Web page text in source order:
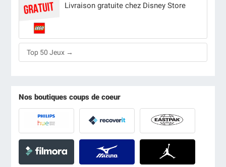
Livraison gratuite chez Disney Store
Top 50 Jeux →
Nos boutiques coups de coeur